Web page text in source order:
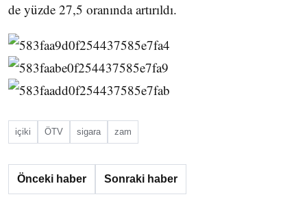
de yüzde 27,5 oranında artırıldı.
içiki ÖTV sigara zam
Önceki haber Sonraki haber